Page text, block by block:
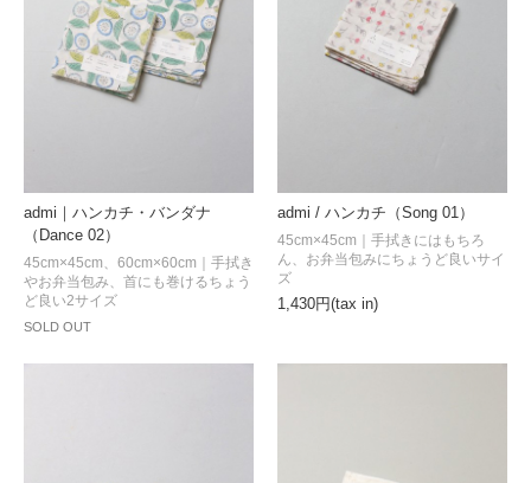
admi｜ハンカチ・バンダナ
（Dance 02）
SOLD OUT
45cm×45cm、60cm×60cm｜手拭き
やお弁当包み、首にも巻けるちょう
ど良い2サイズ
admi / ハンカチ（Song 01）
1,430円(tax in)
45cm×45cm｜手拭きにはもちろ
ん、お弁当包みにちょうど良いサイ
ズ